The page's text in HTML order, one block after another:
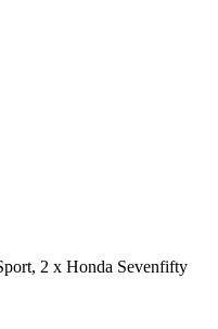
2 x Honda Sevenfifty